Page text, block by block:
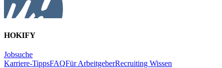
HOKIFY
Jobsuche
Karriere-TippsFAQFür ArbeitgeberRecruiting Wissen